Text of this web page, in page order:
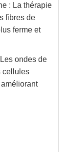
: La thérapie
fibres de
ferme et
ondes de
cellules